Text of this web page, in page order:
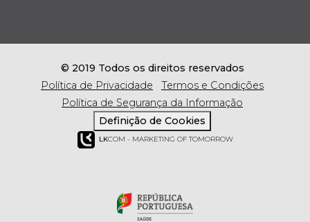
© 2019 Todos os direitos reservados
Política de Privacidade
Termos e Condições
Política de Segurança da Informação
Definição de Cookies
LKCOM - MARKETING OF TOMORROW